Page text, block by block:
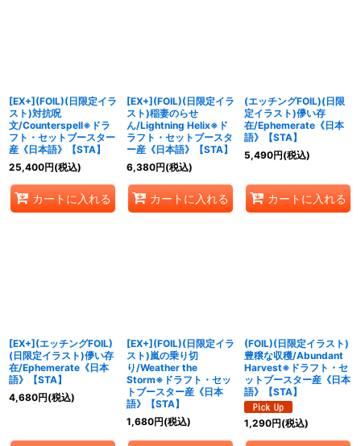
[EX+](FOIL)(日限定イラ
スト)対抗呪
文/Counterspell※ドラ
フト・セットブースター
産《日本語》【STA】
25,400円(税込)
カートに入れる
[EX+](FOIL)(日限定イラ
スト)稲妻のらせ
ん/Lightning Helix※ド
ラフト・セットブースタ
ー産《日本語》【STA】
6,380円(税込)
カートに入れる
(エッチングFOIL)(日限
定イラスト)儚い存
在/Ephemerate《日本
語》【STA】
5,490円(税込)
カートに入れる
[EX+](エッチングFOIL)
(日限定イラスト)儚い存
在/Ephemerate《日本
語》【STA】
4,680円(税込)
[EX+](FOIL)(日限定イラ
スト)嵐の乗り切
り/Weather the
Storm※ドラフト・セッ
トブースター産《日本
語》【STA】
1,680円(税込)
(FOIL)(日限定イラスト)
豊穣な収穫/Abundant
Harvest※ドラフト・セ
ットブースター産《日本
語》【STA】
1,290円(税込)